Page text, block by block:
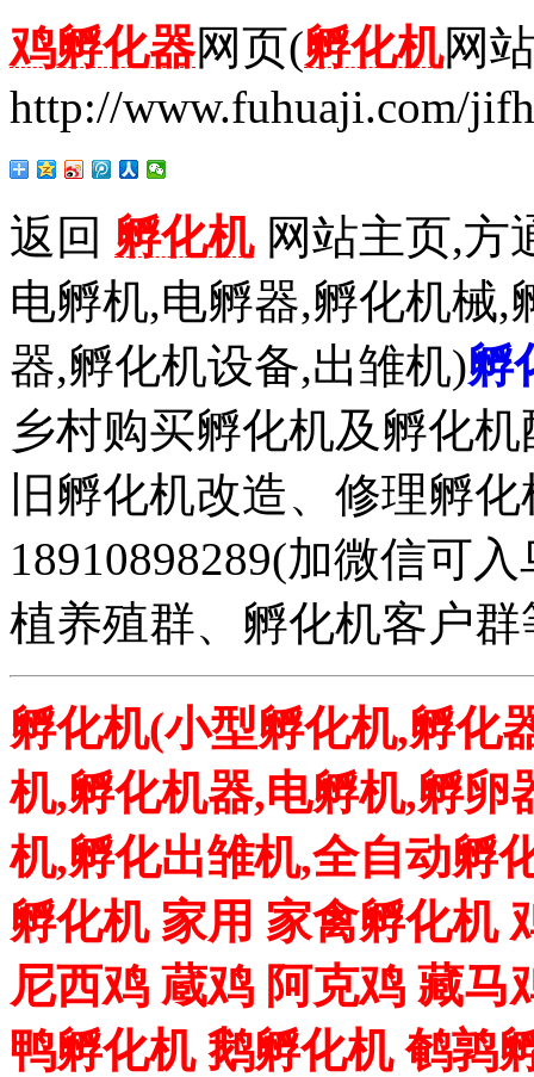
鸡孵化器网页(孵化机网
http://www.fuhuaji.com/
返回 孵化机网站主页,方
电孵机,电孵器,孵化机械,
器,孵化机设备,出雏机)孵
乡村购买孵化机及孵化
旧孵化机改造、修理孵
18910898289(加微信可
植养殖群、孵化机客户
孵化机(小型孵化机,孵化
机,孵化机器,电孵机,孵卵
机,孵化出雏机,全自动孵
孵化机 家用 家禽孵化机
尼西鸡 蔵鸡 阿克鸡 藏马
鸭孵化机 鹅孵化机 鹌鹑